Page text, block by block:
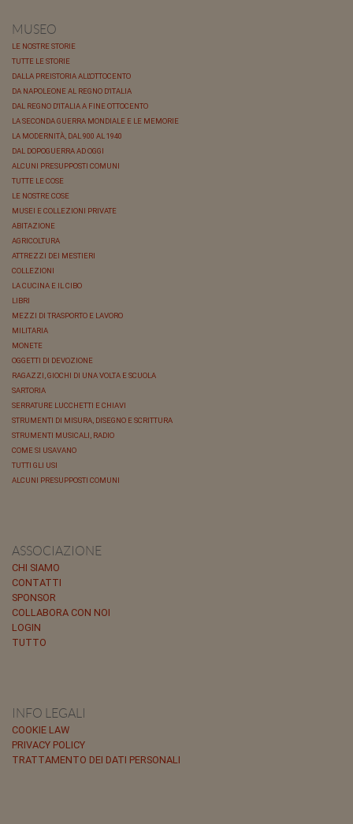
MUSEO
LE NOSTRE STORIE
TUTTE LE STORIE
DALLA PREISTORIA ALL'OTTOCENTO
DA NAPOLEONE AL REGNO D'ITALIA
DAL REGNO D'ITALIA A FINE OTTOCENTO
LA SECONDA GUERRA MONDIALE E LE MEMORIE
LA MODERNITÀ, DAL 900 AL 1940
DAL DOPOGUERRA AD OGGI
ALCUNI PRESUPPOSTI COMUNI
TUTTE LE COSE
LE NOSTRE COSE
MUSEI E COLLEZIONI PRIVATE
ABITAZIONE
AGRICOLTURA
ATTREZZI DEI MESTIERI
COLLEZIONI
LA CUCINA E IL CIBO
LIBRI
MEZZI DI TRASPORTO E LAVORO
MILITARIA
MONETE
OGGETTI DI DEVOZIONE
RAGAZZI, GIOCHI DI UNA VOLTA E SCUOLA
SARTORIA
SERRATURE LUCCHETTI E CHIAVI
STRUMENTI DI MISURA, DISEGNO E SCRITTURA
STRUMENTI MUSICALI, RADIO
COME SI USAVANO
TUTTI GLI USI
ALCUNI PRESUPPOSTI COMUNI
ASSOCIAZIONE
CHI SIAMO
CONTATTI
SPONSOR
COLLABORA CON NOI
LOGIN
TUTTO
INFO LEGALI
COOKIE LAW
PRIVACY POLICY
TRATTAMENTO DEI DATI PERSONALI